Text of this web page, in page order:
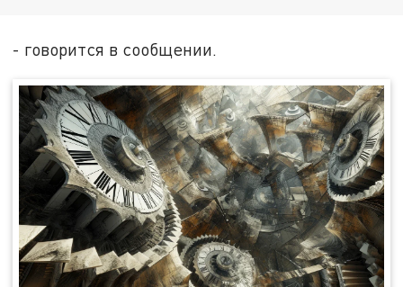
- говорится в сообщении.